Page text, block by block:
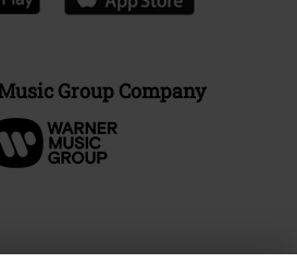
Group Company